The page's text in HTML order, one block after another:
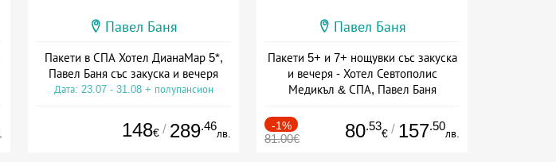
Павел Баня
Пакети в СПА Хотел ДианаМар 5*,
Павел Баня със закуска и вечеря
Дата: 23.07 - 31.08 + полупансион
148€ / 289.46
лв.
Павел Баня
Пакети 5+ и 7+ нощувки със закуска
и вечеря - Хотел Севтополис
Медикъл & СПА, Павел Баня
-1%
81.00€ 80.53
€ / 157.50
лв.